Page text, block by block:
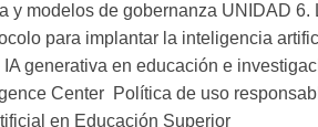
y modelos de gobernanza UNIDAD
para implantar la inteligencia
IA generativa en educación e
Center  Política de uso
en Educación Superior